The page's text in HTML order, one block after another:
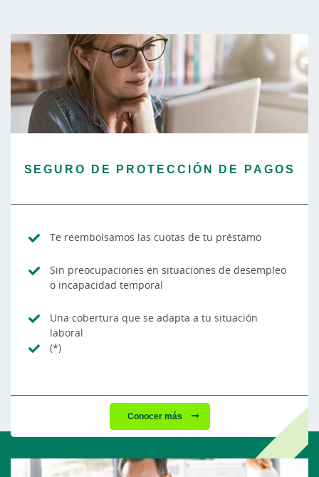
SEGURO DE PROTECCIÓN DE PAGOS
Te reembolsamos las cuotas de tu préstamo
Sin preocupaciones en situaciones de desempleo
o incapacidad temporal
Una cobertura que se adapta a tu situación
laboral
(*)
Conocer más